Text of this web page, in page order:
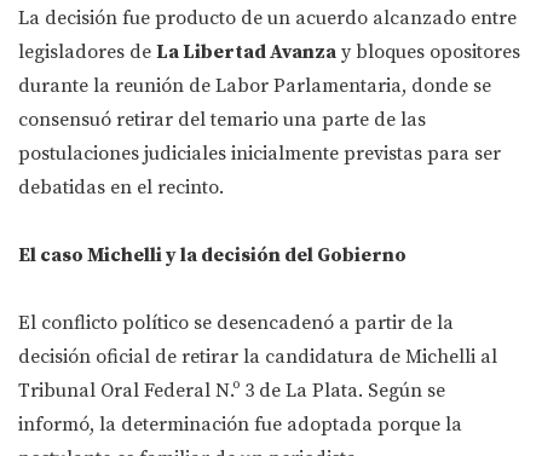
La decisión fue producto de un acuerdo alcanzado entre
legisladores de La Libertad Avanza y bloques opositores
durante la reunión de Labor Parlamentaria, donde se
consensuó retirar del temario una parte de las
postulaciones judiciales inicialmente previstas para ser
debatidas en el recinto.
El caso Michelli y la decisión del Gobierno
El conflicto político se desencadenó a partir de la
decisión oficial de retirar la candidatura de Michelli al
Tribunal Oral Federal N.º 3 de La Plata. Según se
informó, la determinación fue adoptada porque la